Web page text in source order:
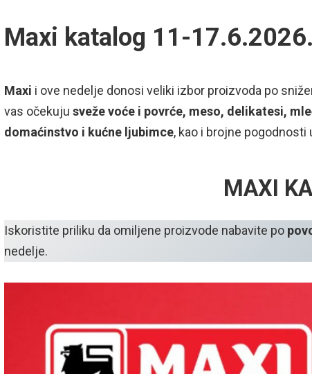
Maxi katalog 11-17.6.2026.
Maxi i ove nedelje donosi veliki izbor proizvoda po
vas očekujusveže voće i povrće, meso, delikatesi,
domaćinstvo i kućne ljubimce, kao i brojne pogodnosti
MAXI
Iskoristite priliku da omiljene proizvode nabavite po
nedelje.